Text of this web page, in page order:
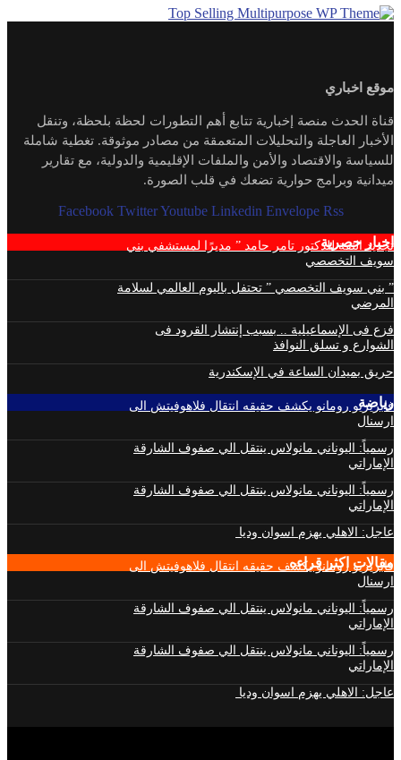
موقع اخباري
قناة الحدث منصة إخبارية تتابع أهم التطورات لحظة بلحظة، وتنقل
الأخبار العاجلة والتحليلات المتعمقة من مصادر موثوقة. تغطية شاملة
للسياسة والاقتصاد والأمن والملفات الإقليمية والدولية، مع تقارير
ميدانية وبرامج حوارية تضعك في قلب الصورة.
Facebook Twitter Youtube Linkedin Envelope Rss
اخبار حصرية
تجديد الثقة للدكتور تامر حامد ” مديرًا لمستشفي بني
سويف التخصصي
” بني سويف التخصصي ” تحتفل باليوم العالمي لسلامة
المرضي
فزع فى الإسماعيلية .. بسبب إنتشار القرود فى
الشوارع و تسلق النوافذ
حريق بميدان الساعة في الإسكندرية
رياضة
فابريزيو رومانو يكشف حقيقه انتقال فلاهوفيتش الى
ارسنال
رسمياً: اليوناني مانولاس ينتقل الي صفوف الشارقة
الإماراتي
رسمياً: اليوناني مانولاس ينتقل الي صفوف الشارقة
الإماراتي
عاجل: الاهلي يهزم اسوان وديا
مقالات اكثر قراءه
فابريزيو رومانو يكشف حقيقه انتقال فلاهوفيتش الى
ارسنال
رسمياً: اليوناني مانولاس ينتقل الي صفوف الشارقة
الإماراتي
رسمياً: اليوناني مانولاس ينتقل الي صفوف الشارقة
الإماراتي
عاجل: الاهلي يهزم اسوان وديا